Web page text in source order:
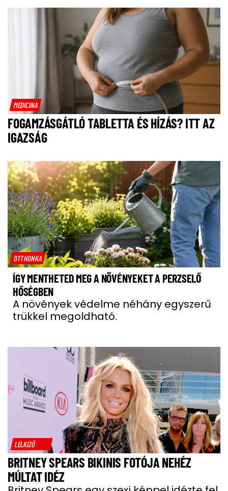
MEDICINA
FOGAMZÁSGÁTLÓ TABLETTA ÉS HÍZÁS? ITT AZ
IGAZSÁG
OTTHONKA
ÍGY MENTHETED MEG A NÖVÉNYEKET A PERZSELŐ
HŐSÉGBEN
A növények védelme néhány egyszerű
trükkel megoldható.
LELKIZŐ
BRITNEY SPEARS BIKINIS FOTÓJA NEHÉZ
MÚLTAT IDÉZ